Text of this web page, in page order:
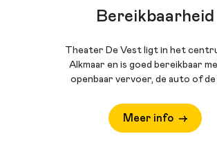
Bereikbaarheid
Theater De Vest ligt in het
Alkmaar en is goed bereikbaar
openbaar vervoer, de auto of de
Meer info